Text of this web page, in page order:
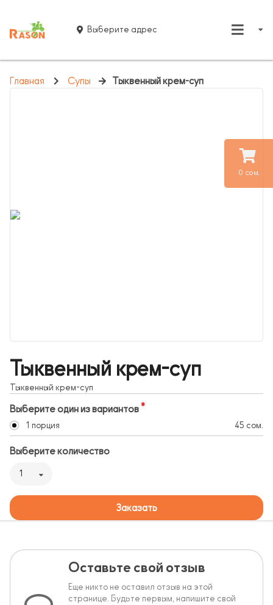
0 сом.
Выберите адрес
Главная Супы Тыквенный крем-суп
Тыквенный крем-суп
Тыквенный крем-суп
Выберите один из вариантов
1 порция 45 сом.
Выберите количество
1
Заказать
Оставьте свой отзыв
Еще никто не оставил отзыв на этой
странице. Будьте первым, напишите свой